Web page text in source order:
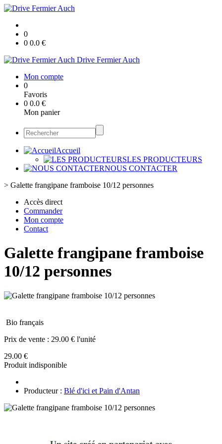
0
0 0.0 €
Drive Fermier Auch
Mon compte
0
Favoris
0 0.0 €
Mon panier
Accueil
LES PRODUCTEURS
NOUS CONTACTER
> Galette frangipane framboise 10/12 personnes
Accès direct
Commander
Mon compte
Contact
Galette frangipane framboise
10/12 personnes
Bio français
Prix de vente : 29.00 € l'unité
29.00 €
Produit indisponible
Producteur : Blé d'ici et Pain d'Antan